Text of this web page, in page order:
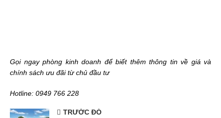
Gọi ngay phòng kinh doanh để biết thêm thông tin về giá và
chính sách ưu đãi từ chủ đầu tư
Hotline: 0949 766 228
TRƯỚC ĐÓ